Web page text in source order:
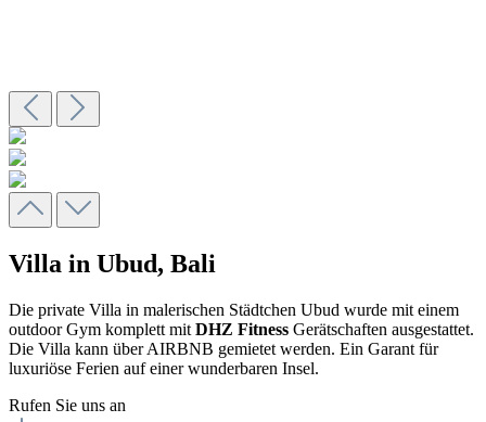
Villa in Ubud, Bali
Die private Villa in malerischen Städtchen Ubud wurde mit einem
outdoor Gym komplett mit DHZ Fitness Gerätschaften ausgestattet.
Die Villa kann über AIRBNB gemietet werden. Ein Garant für
luxuriöse Ferien auf einer wunderbaren Insel.
Rufen Sie uns an